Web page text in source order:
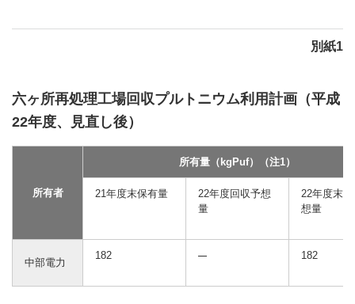
別紙1
六ヶ所再処理工場回収プルトニウム利用計画（平成
22年度、見直し後）
所有者
所有量（kgPuf）（注1）
21年度末保有量
22年度回収予想
量
22年度末
想量
中部電力
182 182